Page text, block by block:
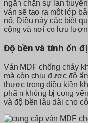
ngăn chặn sự lan
ván sẽ tạo ra một lớp
nổ. Điều này đặc biệt
cộng và nơi có lưu
Độ bền và tính ổn
Ván MDF chống cháy
mà còn chịu được độ
thước trong điều kiện
phẩm không bị cong
và độ bền lâu dài cho